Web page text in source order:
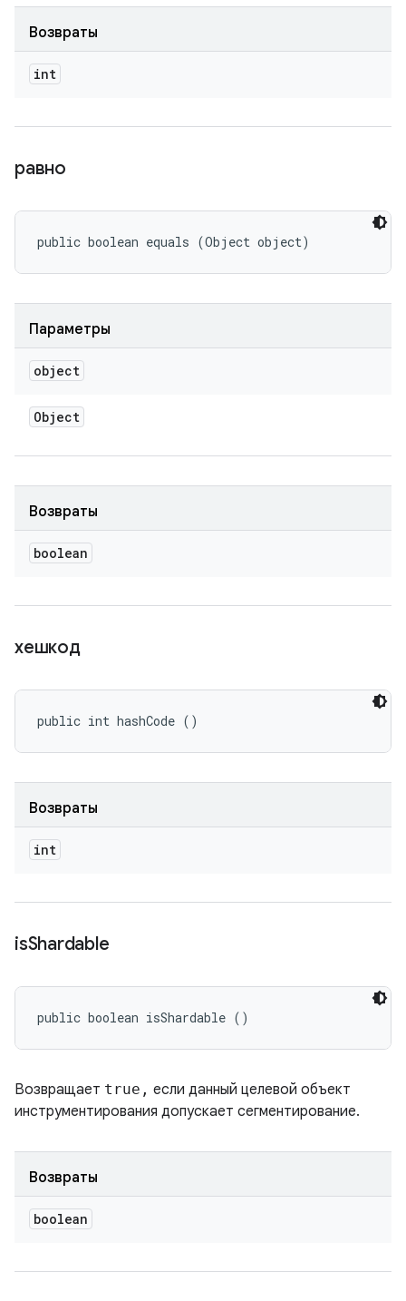
Возвраты
int
равно
public boolean equals (Object object)
Параметры
object
Object
Возвраты
boolean
хешкод
public int hashCode ()
Возвраты
int
isShardable
public boolean isShardable ()
Возвращает true, если данный целевой объект
инструментирования допускает сегментирование.
Возвраты
boolean